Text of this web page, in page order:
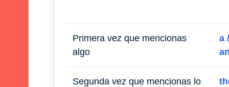
Primera vez que mencionas
algo
a /
Segunda vez que mencionas lo